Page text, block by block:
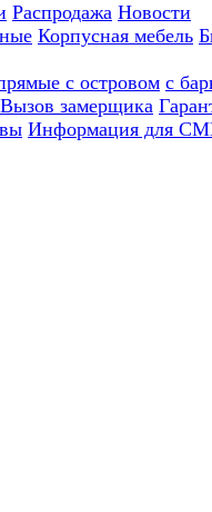
Распродажа Новости
Корпусная мебель
с островом с
Вызов замерщика
Информация для